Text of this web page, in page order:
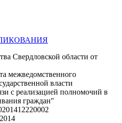
Свердловской области от
межведомственного
власти
с реализацией полномочий в
граждан"